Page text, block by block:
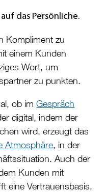
das Persönliche.
Kompliment zu
einem Kunden
Wort, um
zu punkten.
ob imGespräch
digital, indem der
wird, erzeugt das
Atmosphäre, in der
Auch der
Kunden mit
eine Vertrauensbasis,